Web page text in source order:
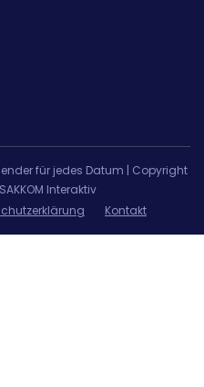
für jedes Datum | Copyright
Interaktiv
Kontakt